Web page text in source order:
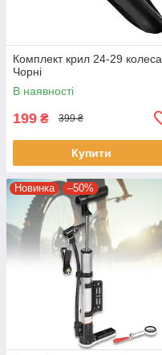
Комплект крил 24-29 колеса
Чорні
В наявності
199 ₴ 399 ₴
Купити
Новинка –50%